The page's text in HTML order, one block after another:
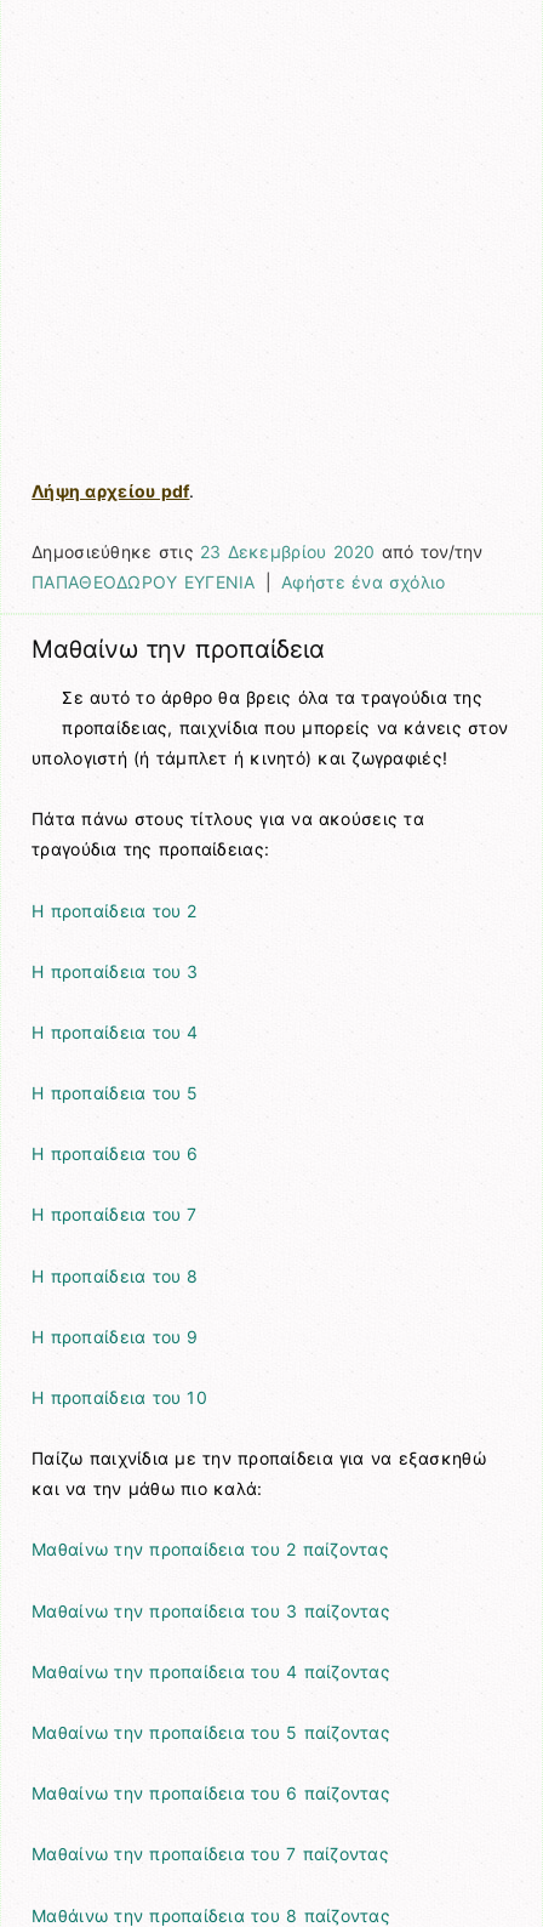
Λήψη αρχείου pdf.
Δημοσιεύθηκε στις 23 Δεκεμβρίου 2020 από τον/την
ΠΑΠΑΘΕΟΔΩΡΟΥ ΕΥΓΕΝΙΑ
Αφήστε ένα σχόλιο
Μαθαίνω την προπαίδεια
Σε αυτό το άρθρο θα βρεις όλα τα τραγούδια της
προπαίδειας, παιχνίδια που μπορείς να κάνεις στον
υπολογιστή (ή τάμπλετ ή κινητό) και ζωγραφιές!
Πάτα πάνω στους τίτλους για να ακούσεις τα
τραγούδια της προπαίδειας:
Η προπαίδεια του 2
Η προπαίδεια του 3
Η προπαίδεια του 4
Η προπαίδεια του 5
Η προπαίδεια του 6
Η προπαίδεια του 7
Η προπαίδεια του 8
Η προπαίδεια του 9
Η προπαίδεια του 10
Παίζω παιχνίδια με την προπαίδεια για να εξασκηθώ
και να την μάθω πιο καλά:
Μαθαίνω την προπαίδεια του 2 παίζοντας
Μαθαίνω την προπαίδεια του 3 παίζοντας
Μαθαίνω την προπαίδεια του 4 παίζοντας
Μαθαίνω την προπαίδεια του 5 παίζοντας
Μαθαίνω την προπαίδεια του 6 παίζοντας
Μαθαίνω την προπαίδεια του 7 παίζοντας
Μαθάινω την προπαίδεια του 8 παίζοντας